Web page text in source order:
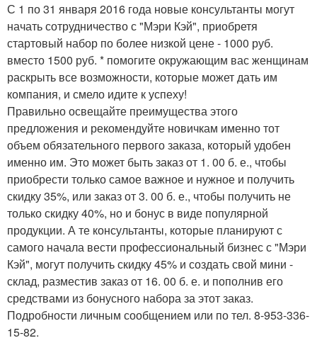
С 1 по 31 января 2016 года новые консультанты могут
начать сотрудничество с "Мэри Кэй", приобретя
стартовый набор по более низкой цене - 1000 руб.
вместо 1500 руб. * помогите окружающим вас женщинам
раскрыть все возможности, которые может дать им
компания, и смело идите к успеху!
Правильно освещайте преимущества этого
предложения и рекомендуйте новичкам именно тот
объем обязательного первого заказа, который удобен
именно им. Это может быть заказ от 1. 00 б. е., чтобы
приобрести только самое важное и нужное и получить
скидку 35%, или заказ от 3. 00 б. е., чтобы получить не
только скидку 40%, но и бонус в виде популярной
продукции. А те консультанты, которые планируют с
самого начала вести профессиональный бизнес с "Мэри
Кэй", могут получить скидку 45% и создать свой мини -
склад, разместив заказ от 16. 00 б. е. и пополнив его
средствами из бонусного набора за этот заказ.
Подробности личным сообщением или по тел. 8-953-336-
15-82.